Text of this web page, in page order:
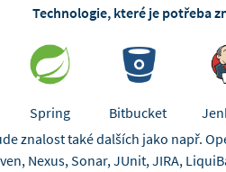
Technologie, které je potřeba
Spring Bitbucket
znalost také dalších jako např.
Nexus, Sonar, JUnit, JIRA,